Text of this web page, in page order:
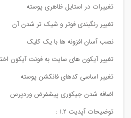
تغییرات در استایل ظاهری پوسته
تغییر رنگبندی فوتر و شیک تر شدن آن
نصب آسان افزونه ها با یک کلیک
تغییر آیکون های سایت به فونت آیکون
تغییر اساسی کدهای فانکشن پوسته
اضافه شدن جیکوری پیشفرض وردپرس
توضیحات آپدیت 1.2 :